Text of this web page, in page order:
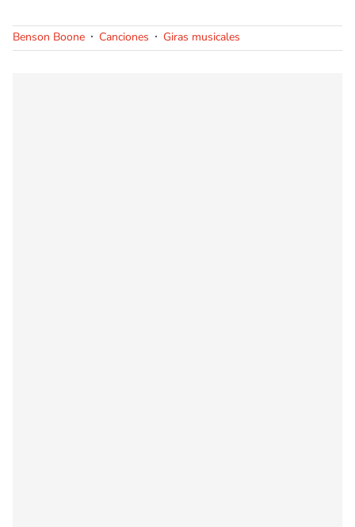
Benson Boone Canciones Giras musicales